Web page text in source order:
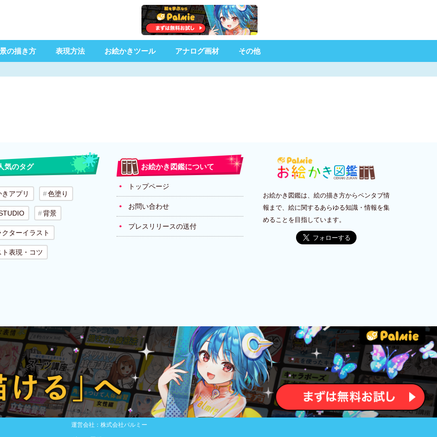
の描き方 表現方法 お絵かきツール アナログ画材 その他
気のタグ
アプリ 色塗り
背景
ターイラスト
ト表現・コツ
お絵かき図鑑について
トップページ
お問い合わせ
プレスリリースの送付
お絵かき図鑑は、絵の描き方からペンタブ情
報まで、絵に関するあらゆる知識・情報を集
めることを目指しています。
運営会社：株式会社パルミー